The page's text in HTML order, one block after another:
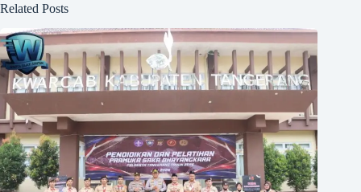
Related Posts